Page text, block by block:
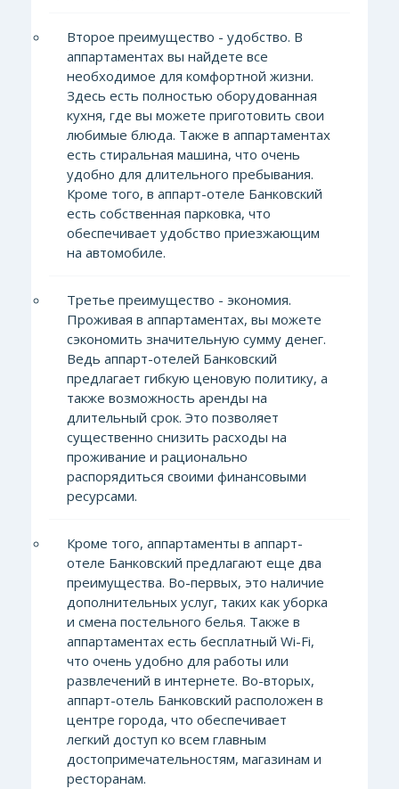
Второе преимущество - удобство. В
аппартаментах вы найдете все
необходимое для комфортной жизни.
Здесь есть полностью оборудованная
кухня, где вы можете приготовить свои
любимые блюда. Также в аппартаментах
есть стиральная машина, что очень
удобно для длительного пребывания.
Кроме того, в аппарт-отеле Банковский
есть собственная парковка, что
обеспечивает удобство приезжающим
на автомобиле.
Третье преимущество - экономия.
Проживая в аппартаментах, вы можете
сэкономить значительную сумму денег.
Ведь аппарт-отелей Банковский
предлагает гибкую ценовую политику, а
также возможность аренды на
длительный срок. Это позволяет
существенно снизить расходы на
проживание и рационально
распорядиться своими финансовыми
ресурсами.
Кроме того, аппартаменты в аппарт-
отеле Банковский предлагают еще два
преимущества. Во-первых, это наличие
дополнительных услуг, таких как уборка
и смена постельного белья. Также в
аппартаментах есть бесплатный Wi-Fi,
что очень удобно для работы или
развлечений в интернете. Во-вторых,
аппарт-отель Банковский расположен в
центре города, что обеспечивает
легкий доступ ко всем главным
достопримечательностям, магазинам и
ресторанам.